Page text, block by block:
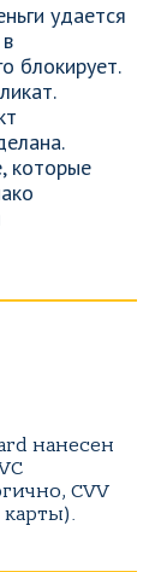
удается
блокирует.
которые
нанесен
CVV